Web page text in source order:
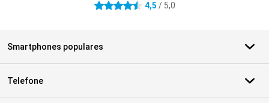
4.5 estrelas 4,5 / 5,0
Smartphones populares
Telefone